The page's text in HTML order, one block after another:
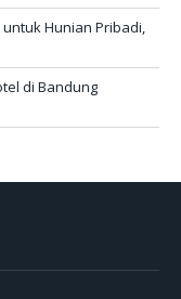
Hunian Pribadi,
di Bandung